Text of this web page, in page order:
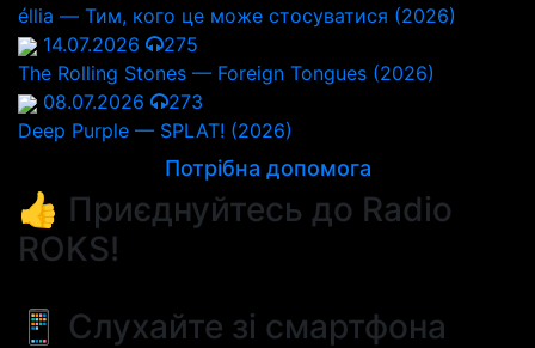
éllia — Тим, кого це може стосуватися (2026)
14.07.2026
275
The Rolling Stones — Foreign Tongues (2026)
08.07.2026
273
Deep Purple — SPLAT! (2026)
Потрібна допомога
👍 Приєднуйтесь до Radio
ROKS!
📱 Слухайте зі смартфона